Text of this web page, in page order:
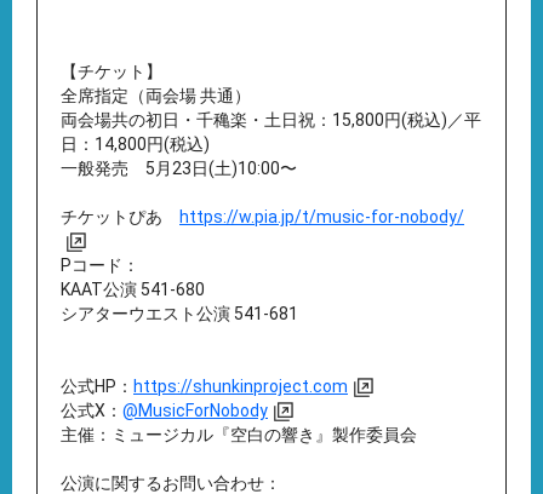
【チケット】
全席指定（両会場 共通）
両会場共の初日・千穐楽・土日祝：15,800円(税込)／平
日：14,800円(税込)
一般発売 5月23日(土)10:00〜
チケットぴあ https://w.pia.jp/t/music-for-nobody/
Pコード：
KAAT公演 541-680
シアターウエスト公演 541-681
公式HP： https://shunkinproject.com
公式X： @MusicForNobody
主催：ミュージカル『空白の響き』製作委員会
公演に関するお問い合わせ：